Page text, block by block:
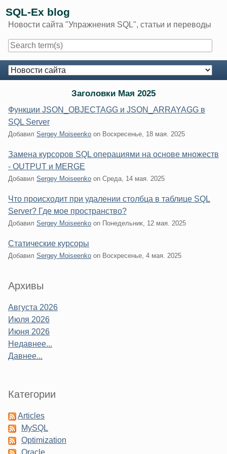
content
SQL-Ex blog
Новости сайта "Упражнения SQL", статьи и переводы
Navigation
Заголовки Мая 2025
Функции JSON_OBJECTAGG и JSON_ARRAYAGG в
SQL Server
Добавил Sergey Moiseenko on Воскресенье, 18 мая. 2025
Замена курсоров SQL операциями на основе множеств
- OUTPUT и MERGE
Добавил Sergey Moiseenko on Среда, 14 мая. 2025
Что происходит при удалении столбца в таблице SQL
Server? Где мое пространство?
Добавил Sergey Moiseenko on Понедельник, 12 мая. 2025
Статические курсоры
Добавил Sergey Moiseenko on Воскресенье, 4 мая. 2025
Sidebar
Архивы
Августа 2026
Июля 2026
Июня 2026
Недавнее...
Давнее...
Категории
Articles
MySQL
Optimization